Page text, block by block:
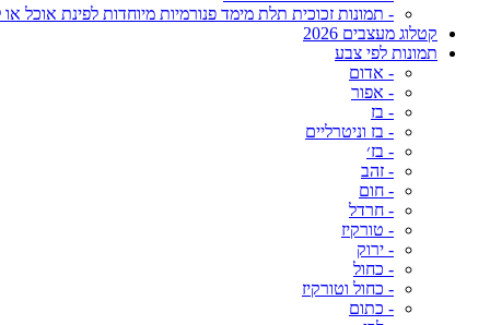
- תמונות זכוכית תלת מימד פנורמיות מיוחדות לפינת אוכל או
קטלוג מעצבים 2026
תמונות לפי צבע
- אדום
- אפור
- בז
- בז וניטרליים
- בז׳
- זהב
- חום
- חרדל
- טורקיז
- ירוק
- כחול
- כחול וטורקיז
- כתום